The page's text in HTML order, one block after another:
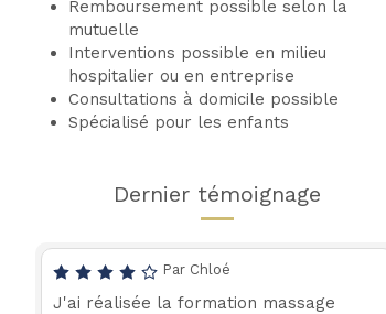
Remboursement possible selon la
mutuelle
Interventions possible en milieu
hospitalier ou en entreprise
Consultations à domicile possible
Spécialisé pour les enfants
Dernier témoignage
Par Chloé
J'ai réalisée la formation massage